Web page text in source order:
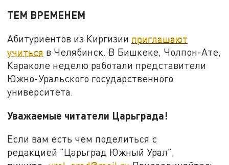
ТЕМ ВРЕМЕНЕМ
Абитуриентов из Киргизии приглашают
учиться в Челябинск. В Бишкеке, Чолпон-Ате,
Караколе неделю работали представители
Южно-Уральского государственного
университета.
Уважаемые читатели Царьграда!
Если вам есть чем поделиться с
редакцией "Царьград Южный Урал",